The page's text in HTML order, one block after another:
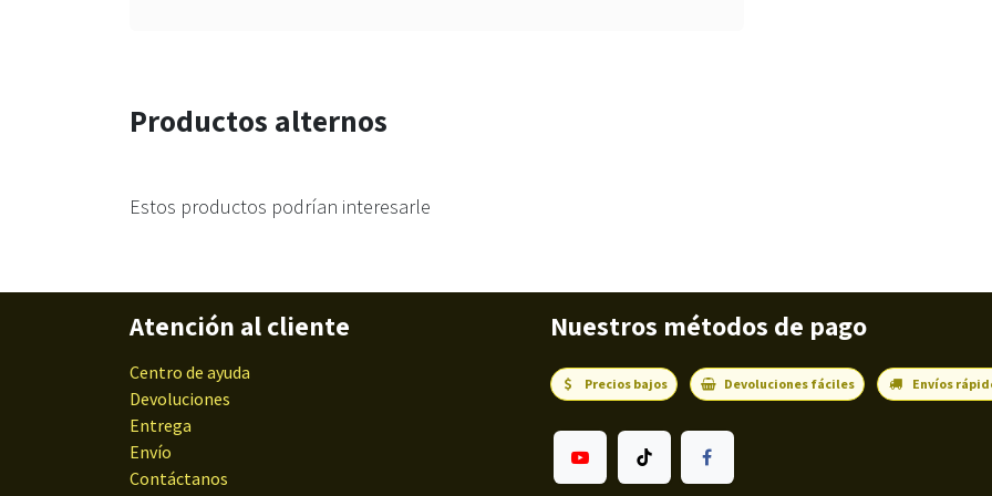
Productos alternos
Estos productos podrían interesarle
Atención al cliente
Centro de ayuda
Devoluciones
Entrega
Envío
Contáctanos
Nuestros métodos de pago
Precios bajos Devoluciones fáciles Envíos